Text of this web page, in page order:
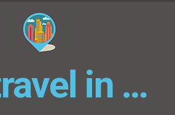
in …